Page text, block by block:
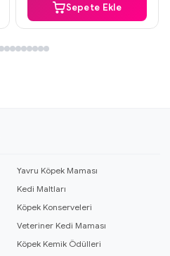
Sepete Ekle
Yavru Köpek Maması
Kedi Maltları
Köpek Konserveleri
Veteriner Kedi Maması
Köpek Kemik Ödülleri